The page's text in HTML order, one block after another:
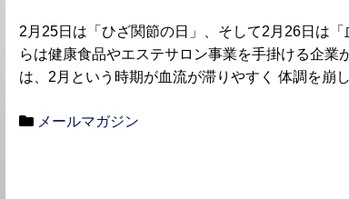
2月25日は「ひざ関節の日」、そして2月26日は
らは健康食品やエステサロン事業を手掛ける企業
は、2月という時期が血流が滞りやすく 体調を崩
メールマガジン